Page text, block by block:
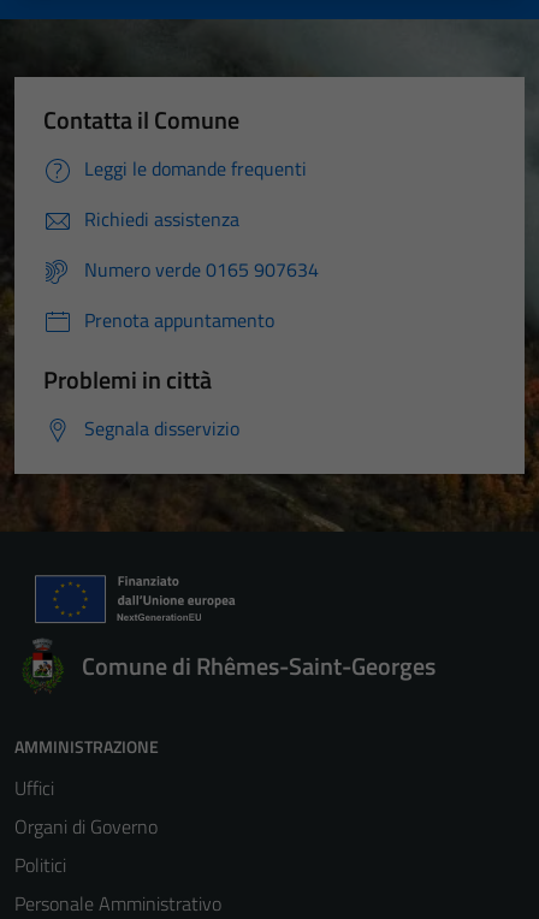
Contatta il Comune
Leggi le domande frequenti
Richiedi assistenza
Numero verde 0165 907634
Prenota appuntamento
Problemi in città
Segnala disservizio
Comune di Rhêmes-Saint-Georges
AMMINISTRAZIONE
Uffici
Organi di Governo
Politici
Personale Amministrativo